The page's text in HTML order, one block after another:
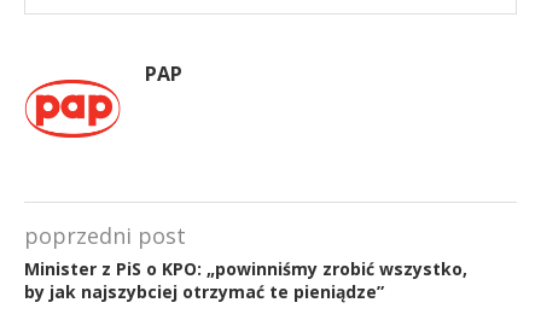
PAP
poprzedni post
Minister z PiS o KPO: „powinniśmy zrobić wszystko,
by jak najszybciej otrzymać te pieniądze”